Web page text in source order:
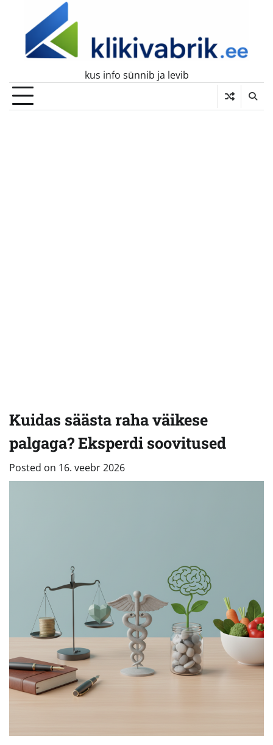
content
kus info sünnib ja levib
Kuidas säästa raha väikese
palgaga? Eksperdi soovitused
Posted on 16. veebr 2026